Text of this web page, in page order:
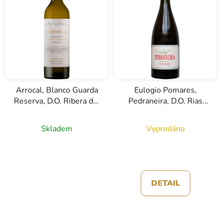
Arrocal, Blanco Guarda
Reserva, D.O. Ribera del
Skladem
Eulogio Pomares,
Pedraneira, D.O. Rias
Vyprodáno
DETAIL